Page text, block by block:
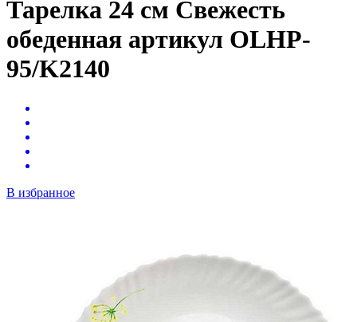
Тарелка 24 см Свежесть
обеденная артикул OLHP-
95/K2140
В избранное